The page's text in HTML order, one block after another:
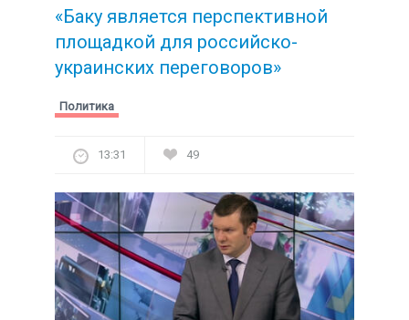
«Баку является перспективной
площадкой для российско-
украинских переговоров»
Политика
13:31 49